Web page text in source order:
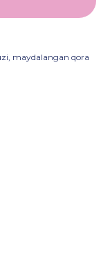
maydalangan qora